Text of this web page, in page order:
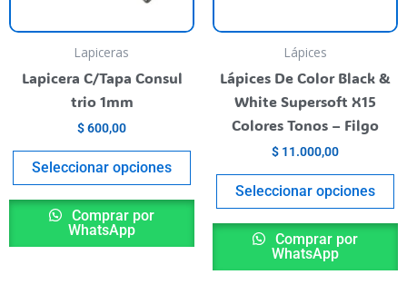
Lapiceras
Lapicera C/Tapa Consul
trio 1mm
$600,00
Seleccionar opciones
may
chosen
Comprar por
WhatsApp
Lápices
Lápices De Color Black &
White Supersoft X15
Colores Tonos – Filgo
$ 11.000,00
Seleccionar opciones
Comprar por
WhatsApp